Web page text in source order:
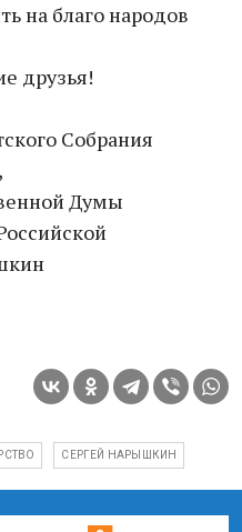
на благо народов
друзья!
Собрания
Думы
СЕРГЕЙ НАРЫШКИН